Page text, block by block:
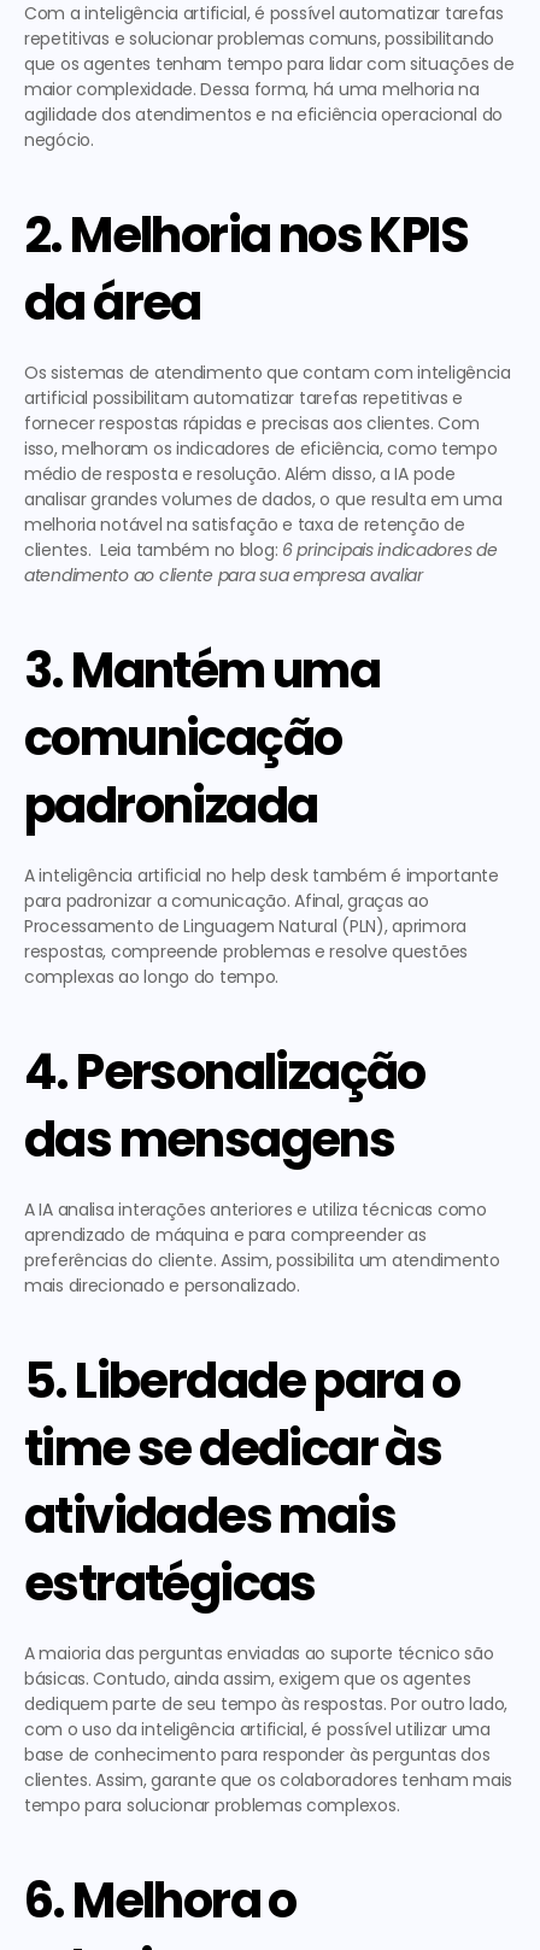
Com a inteligência artificial, é possível automatizar tarefas
repetitivas e solucionar problemas comuns, possibilitando
que os agentes tenham tempo para lidar com situações de
maior complexidade. Dessa forma, há uma melhoria na
agilidade dos atendimentos e na eficiência operacional do
negócio.
2. Melhoria nos KPIS
da área
Os sistemas de atendimento que contam com inteligência
artificial possibilitam automatizar tarefas repetitivas e
fornecer respostas rápidas e precisas aos clientes. Com
isso, melhoram os indicadores de eficiência, como tempo
médio de resposta e resolução. Além disso, a IA pode
analisar grandes volumes de dados, o que resulta em uma
melhoria notável na satisfação e taxa de retenção de
clientes.  Leia também no blog: 6 principais indicadores de
atendimento ao cliente para sua empresa avaliar
3. Mantém uma
comunicação
padronizada
A inteligência artificial no help desk também é importante
para padronizar a comunicação. Afinal, graças ao
Processamento de Linguagem Natural (PLN), aprimora
respostas, compreende problemas e resolve questões
complexas ao longo do tempo.
4. Personalização
das mensagens
A IA analisa interações anteriores e utiliza técnicas como
aprendizado de máquina e para compreender as
preferências do cliente. Assim, possibilita um atendimento
mais direcionado e personalizado.
5. Liberdade para o
time se dedicar às
atividades mais
estratégicas
A maioria das perguntas enviadas ao suporte técnico são
básicas. Contudo, ainda assim, exigem que os agentes
dediquem parte de seu tempo às respostas. Por outro lado,
com o uso da inteligência artificial, é possível utilizar uma
base de conhecimento para responder às perguntas dos
clientes. Assim, garante que os colaboradores tenham mais
tempo para solucionar problemas complexos.
6. Melhora o